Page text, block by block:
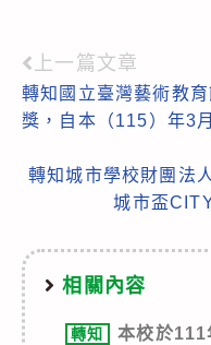
Read
more
上一篇文章
轉知國立臺灣藝術教
獎，自本（115）年3
轉知城市學校財團法
城市盃
相關內容
轉知
本校於111